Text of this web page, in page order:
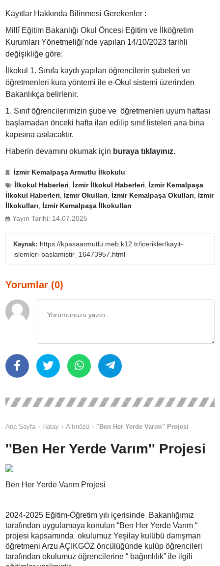
Kayıtlar Hakkında Bilinmesi Gerekenler :
Millî Eğitim Bakanlığı Okul Öncesi Eğitim ve İlköğretim
Kurumları Yönetmeliği'nde yapılan 14/10/2023 tarihli
değişikliğe göre:
️İlkokul 1. Sınıfa kaydı yapılan öğrencilerin şubeleri ve
öğretmenleri kura yöntemi ile e-Okul sistemi üzerinden
Bakanlıkça belirlenir.
1. Sınıf öğrencilerimizin şube ve öğretmenleri uyum haftası
başlamadan önceki hafta ilan edilip sınıf listeleri ana bina
kapısına asılacaktır.
Haberin devamını okumak için buraya tıklayınız.
İzmir Kemalpaşa Armutlu İlkokulu
İlkokul Haberleri
İzmir İlkokul Haberleri
İzmir Kemalpaşa
İlkokul Haberleri
İzmir Okulları İzmir Kemalpaşa Okulları
İzmir
İlkokulları
İzmir Kemalpaşa İlkokulları
Yayın Tarihi: 14.07.2025
Kaynak: https://kpasaarmutlu.meb.k12.tr/icerikler/kayit-
islemleri-baslamistir_16473957.html
Yorumlar (0)
Ana Sayfa Hatay Altınözü ''Ben Her Yerde Varım'' Projesi
''Ben Her Yerde Varım'' Projesi
Ben Her Yerde Varım Projesi
2024-2025 Eğitim-Öğretim yılı içerisinde Bakanlığımız
tarafından uygulamaya konulan “Ben Her Yerde Varım “
projesi kapsamında okulumuz Yeşilay kulübü danışman
öğretmeni Arzu AÇIKGÖZ öncülüğünde kulüp öğrencileri
tarafından okulumuz öğrencilerine “ bağımlılık” ile ilgili